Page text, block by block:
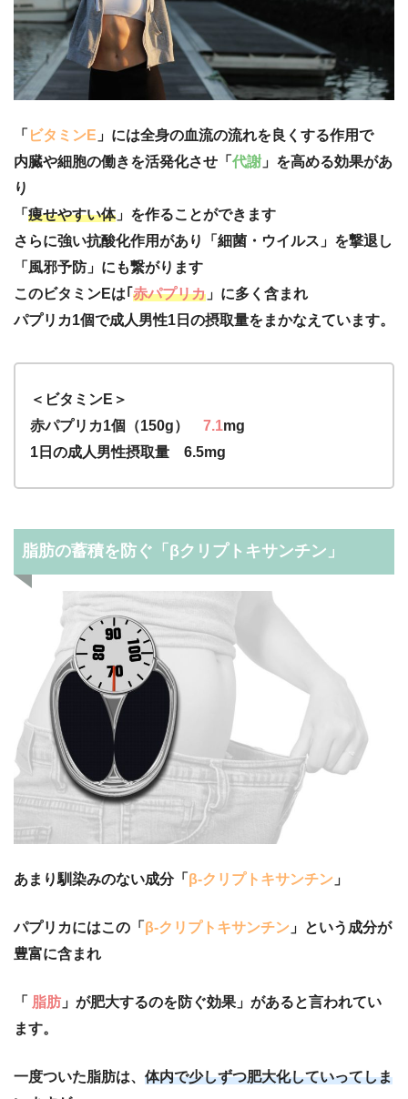
「 ビタミンE 」には全身の血流の流れを良くする作用で
内臓や細胞の働きを活発化させ「 代謝 」を高める効果があ
り
「 痩せやすい体」を作ることができます
さらに強い抗酸化作用があり「細菌・ウイルス」を撃退し
「風邪予防」にも繋がります
このビタミンEは｢赤パプリカ 」に多く含まれ
パプリカ1個で成人男性1日の摂取量をまかなえています。
＜ビタミンE＞
赤パプリカ1個（150g） 7.1mg
1日の成人男性摂取量 6.5mg
脂肪の蓄積を防ぐ「βクリプトキサンチン」
あまり馴染みのない成分「 β-クリプトキサンチン 」
パプリカにはこの「 β-クリプトキサンチン 」という成分が
豊富に含まれ
「 脂肪 」が肥大するのを防ぐ効果」があると言われてい
ます。
一度ついた脂肪は、 体内で少しずつ肥大化していってしま